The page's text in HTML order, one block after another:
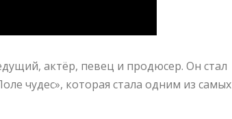
актёр, певец и продюсер. Он стал
чудес», которая стала одним из самых